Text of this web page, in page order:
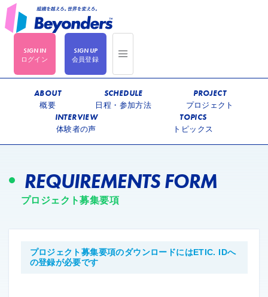
ログイン 会員登録
ABOUT
概要
SCHEDULE
日程・参加方法
PROJECT
プロジェクト
INTERVIEW
体験者の声
TOPICS
トピックス
REQUIREMENTS FORM
プロジェクト募集要項
プロジェクト募集要項のダウンロードにはETIC. IDへ
の登録が必要です